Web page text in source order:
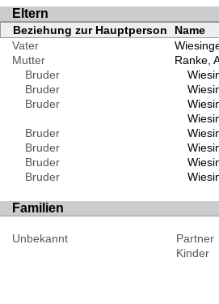
Eltern
Beziehung zur Hauptperson Name
Vater
Mutter
Ranke,
Bruder
Bruder
Bruder
Bruder
Bruder
Bruder
Bruder
Familien
Unbekannt
Partner
Kinder